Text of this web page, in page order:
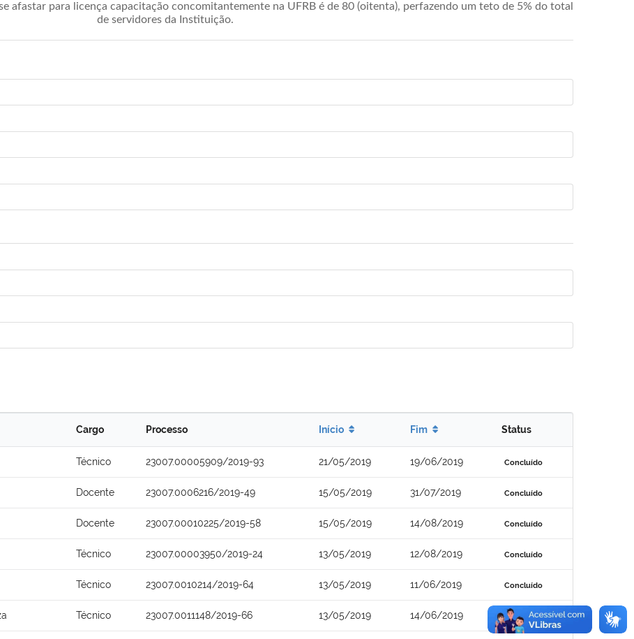
afastar para licença capacitação concomitantemente na UFRB é de 80 (oitenta), perfazendo um teto de 5% do total
de servidores da Instituição.
Cargo Processo Início Fim Status
Técnico 23007.00005909/2019-93 21/05/2019 19/06/2019 Concluído
Docente 23007.0006216/2019-49 15/05/2019 31/07/2019 Concluído
Docente 23007.00010225/2019-58 15/05/2019 14/08/2019 Concluído
Técnico 23007.00003950/2019-24 13/05/2019 12/08/2019 Concluído
Técnico 23007.0010214/2019-64 13/05/2019 11/06/2019 Concluído
Técnico 23007.0011148/2019-66 13/05/2019 14/06/2019 Concluído